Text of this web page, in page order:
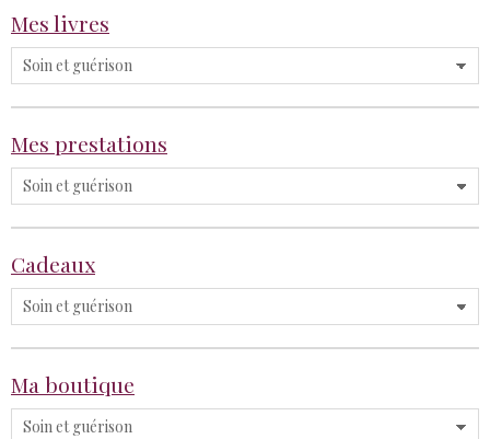
Mes livres
Mes prestations
Cadeaux
Ma boutique